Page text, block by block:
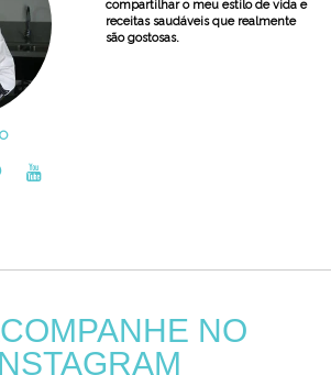
compartilhar o meu estilo de vida e
receitas saudáveis que realmente
são gostosas.
NO